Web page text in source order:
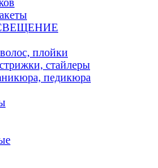
плойки
стайлеры
педикюра